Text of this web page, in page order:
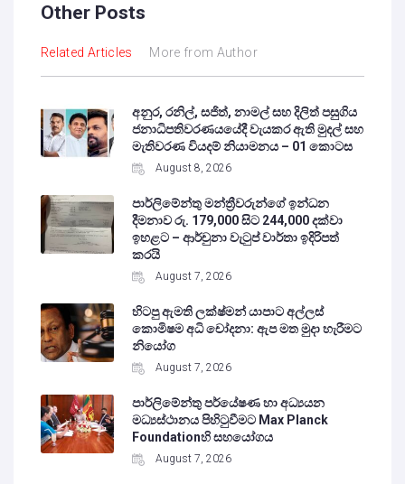
Other Posts
Related Articles More from Author
අනුර, රනිල්, සජිත්, නාමල් සහ දිලිත් පසුගිය
ජනාධිපතිවරණයයේදී වැයකර ඇති මුදල් සහ
මැතිවරණ වියදම් නියාමනය – 01 කොටස
August 8, 2026
පාර්ලිමේන්තු මන්ත්‍රීවරුන්ගේ ඉන්ධන
දීමනාව රු. 179,000 සිට 244,000 දක්වා
ඉහළට – ආර්චුනා වැටුප් වාර්තා ඉදිරිපත්
කරයි
August 7, 2026
හිටපු ඇමති ලක්ෂ්මන් යාපාට අල්ලස්
කොමිෂම අධි චෝදනා: ඇප මත මුදා හැරීමට
නියෝග
August 7, 2026
පාර්ලිමේන්තු පර්යේෂණ හා අධ්‍යයන
මධ්‍යස්ථානය පිහිටුවීමට Max Planck
Foundationහි සහයෝගය
August 7, 2026